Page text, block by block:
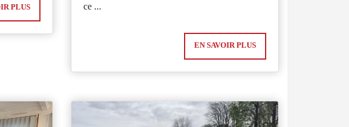
PLUS
ce ...
EN SAVOIR PLUS